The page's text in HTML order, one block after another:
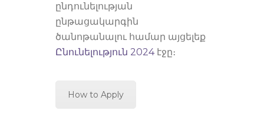
ընդունելության
ընթացակարգին
ծանոթանալու համար այցելեք
Ընունելություն 2024 էջը։
How to Apply